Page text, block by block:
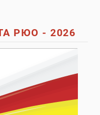
РЮО - 2026